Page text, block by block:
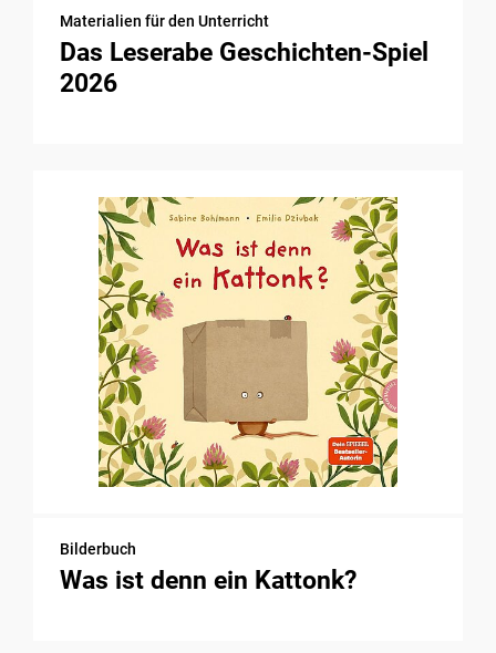
Materialien für den Unterricht
Das Leserabe Geschichten-Spiel
2026
Bilderbuch
Was ist denn ein Kattonk?